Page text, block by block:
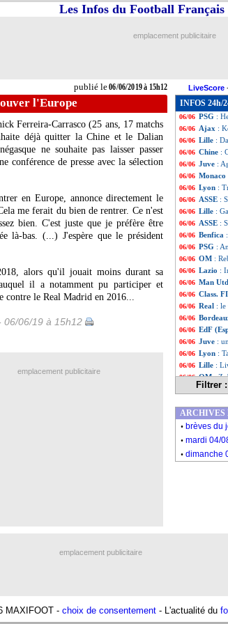
publié le06/06/2019 à 15h12
Les Infos du Football
emplacement publicitaire
LiveScore
l'Europe
Ferreira-Carrasco (25 ans, 17 matchs
déjà quitter la Chine et le Dalian
ne souhaite pas laisser passer
conférence de presse avec la sélection
en Europe, annonce directement le
me ferait du bien de rentrer. Ce n'est
bien. C'est juste que je préfère être
là-bas. (...) J'espère que le président
alors qu'il jouait moins durant sa
il a notamment pu participer et
contre le Real Madrid en 2016...
06/06/19 à 15h12
INFOS 24h/
06/06 ASSE:
06/06 Bayern
06/06 Rennes
06/06
06/06 PSG :
06/06 Ajax :
06/06 Lille :
06/06 Chine :
06/06 Juve :
06/06 Monaco
06/06 Lyon :
06/06 ASSE :
06/06 Lille :
06/06 ASSE :
06/06 Benfica
06/06 PSG :
06/06 OM :
06/06 Lazio :
06/06 Man Utd
06/06 Class.
06/06 Real : le
06/06
06/06 EdF
06/06 Juve :
06/06 Lyon :
06/06 Lille :
06/06 OM:
Lyon:
06/06
06/06 Brésil:
OM :
06/06 PSG:
Filtrer :
emplacement publicitaire
ARCHIVES
. brèves du
. mardi 04/
. dimanche
emplacement publicitaire
MAXIFOOT - choix de consentement - L'actualité du